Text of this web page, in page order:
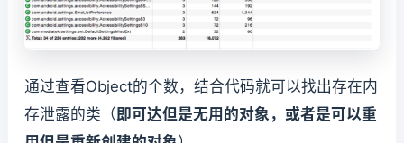
通过查看Object的个数，结合代码就可以找出存在内
存泄露的类（即可达但是无用的对象，或者是可以重